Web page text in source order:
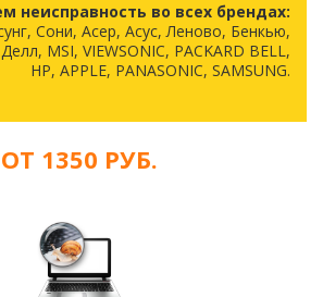
неисправность во всех брендах:
Сони, Асер, Асус, Леново, Бенкью,
MSI, VIEWSONIC, PACKARD BELL,
HP, APPLE, PANASONIC, SAMSUNG.
ОТ 1350 РУБ.